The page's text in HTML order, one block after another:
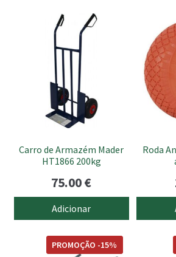
Carro de Armazém Mader
HT1866 200kg
75.00€
Adicionar
Roda
PROMOÇÃO -15%